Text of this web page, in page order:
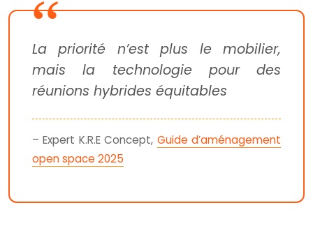
La priorité n’est plus le mobilier,
mais la technologie pour des
réunions hybrides équitables
– Expert K.R.E Concept, Guide d’aménagement
open space 2025